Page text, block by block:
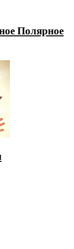
Полярное